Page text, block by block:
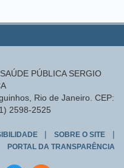
PÚBLICA SERGIO
Rio de Janeiro. CEP:
2598-2525
| SOBRE O SITE |
PORTAL DA TRANSPARÊNCIA